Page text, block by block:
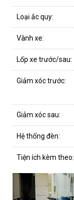
Loại ắc quy:
Vành xe:
Lốp xe trước/sau:
Giảm xóc trước:
Giảm xóc sau:
Hệ thống đèn:
Tiện ích kèm theo: